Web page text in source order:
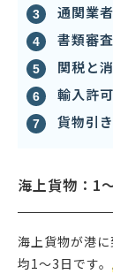
通関業
書類審
関税と
輸入許可
貨物引
海上貨物：1
海上貨物が港
均1〜3日です。